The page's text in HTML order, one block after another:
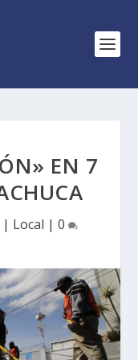
EN 7
| Local | 0